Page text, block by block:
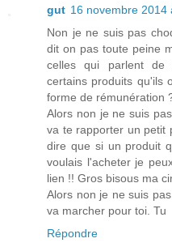
gut 16 novembre 2014
Non je ne suis pas
dit on pas toute peine
celles qui parlent de
certains produits qu'ils
forme de rémunération
Alors non je ne suis
va te rapporter un petit
dire que si un produit
voulais l'acheter je
lien !! Gros bisous ma
Alors non je ne suis
va marcher pour toi. Tu
Répondre